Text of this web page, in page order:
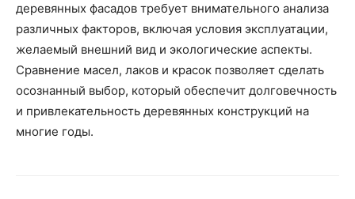
деревянных фасадов требует внимательного анализа
различных факторов, включая условия эксплуатации,
желаемый внешний вид и экологические аспекты.
Сравнение масел, лаков и красок позволяет сделать
осознанный выбор, который обеспечит долговечность
и привлекательность деревянных конструкций на
многие годы.